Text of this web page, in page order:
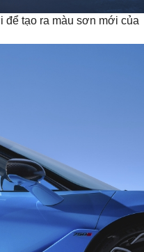
để tạo ra màu sơn mới của